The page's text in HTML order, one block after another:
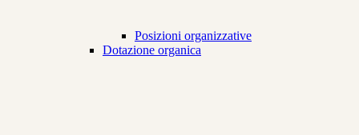
Posizioni organizzative
Dotazione organica